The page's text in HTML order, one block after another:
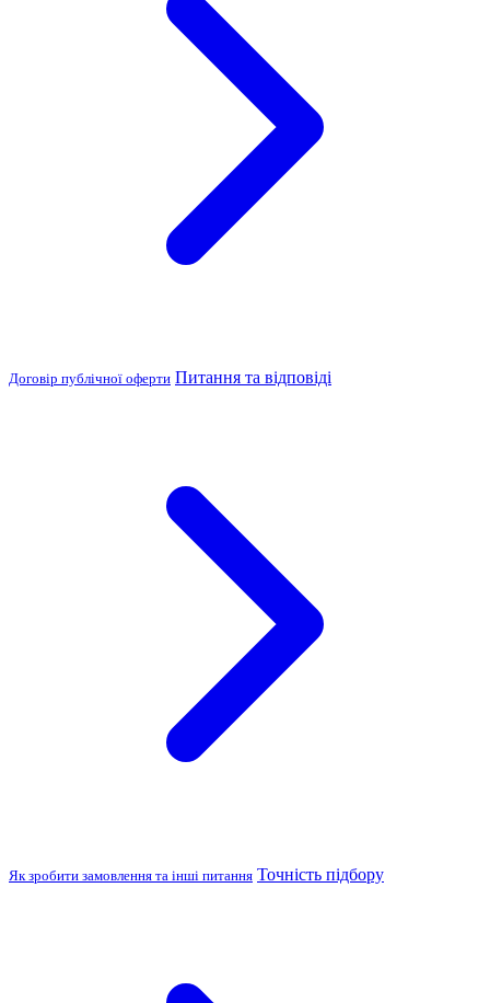
Договір публічної оферти Питання та відповіді
Як зробити замовлення та інші питання Точність підбору